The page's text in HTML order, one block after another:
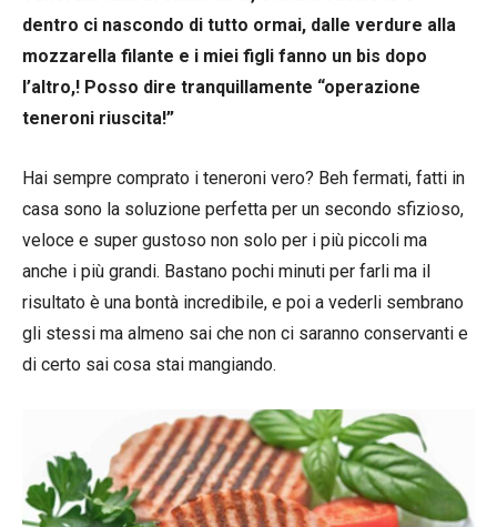
dentro ci nascondo di tutto ormai, dalle verdure alla
mozzarella filante e i miei figli fanno un bis dopo
l’altro,! Posso dire tranquillamente “operazione
teneroni riuscita!”
Hai sempre comprato i teneroni vero? Beh fermati, fatti in
casa sono la soluzione perfetta per un secondo sfizioso,
veloce e super gustoso non solo per i più piccoli ma
anche i più grandi. Bastano pochi minuti per farli ma il
risultato è una bontà incredibile, e poi a vederli sembrano
gli stessi ma almeno sai che non ci saranno conservanti e
di certo sai cosa stai mangiando.